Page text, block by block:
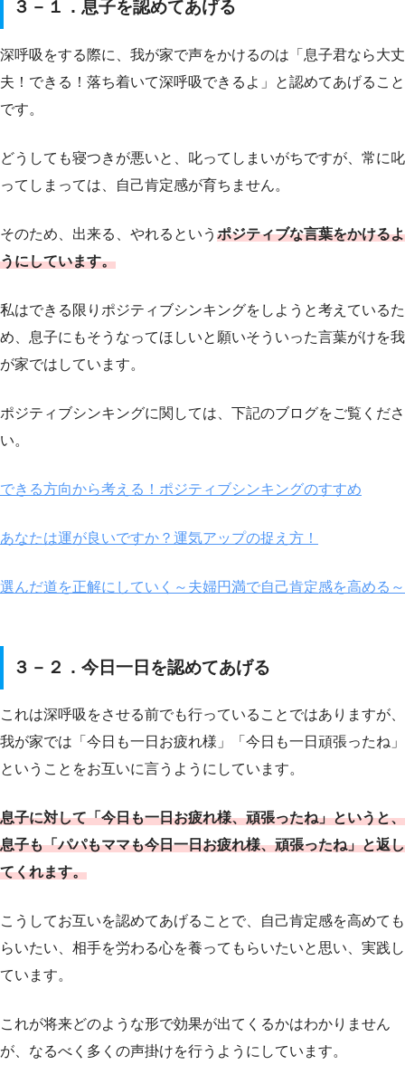
３－１．息子を認めてあげる
深呼吸をする際に、我が家で声をかけるのは「息子君なら大丈
夫！できる！落ち着いて深呼吸できるよ」と認めてあげること
です。
どうしても寝つきが悪いと、叱ってしまいがちですが、常に叱
ってしまっては、自己肯定感が育ちません。
そのため、出来る、やれるという ポジティブな言葉をかけるよ
うにしています。
私はできる限りポジティブシンキングをしようと考えているた
め、息子にもそうなってほしいと願いそういった言葉がけを我
が家ではしています。
ポジティブシンキングに関しては、下記のブログをご覧くださ
い。
できる方向から考える！ポジティブシンキングのすすめ
あなたは運が良いですか？運気アップの捉え方！
選んだ道を正解にしていく～夫婦円満で自己肯定感を高める～
３－２．今日一日を認めてあげる
これは深呼吸をさせる前でも行っていることではありますが、
我が家では「今日も一日お疲れ様」「今日も一日頑張ったね」
ということをお互いに言うようにしています。
息子に対して「今日も一日お疲れ様、頑張ったね」というと、
息子も「パパもママも今日一日お疲れ様、頑張ったね」と返し
てくれます。
こうしてお互いを認めてあげることで、自己肯定感を高めても
らいたい、相手を労わる心を養ってもらいたいと思い、実践し
ています。
これが将来どのような形で効果が出てくるかはわかりません
が、なるべく多くの声掛けを行うようにしています。